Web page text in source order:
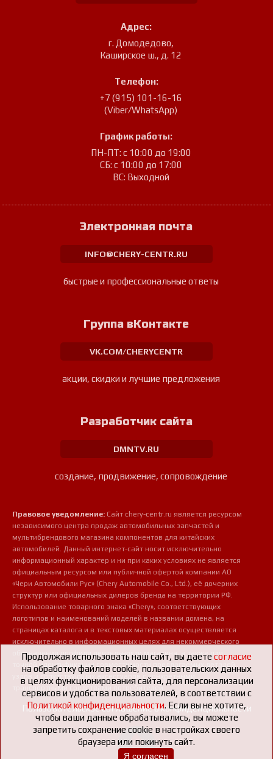
Адрес:
г. Домодедово,
Каширское ш., д. 12
Телефон:
+7 (915) 101-16-16
(Viber/WhatsApp)
График работы:
ПН-ПТ: с 10:00 до 19:00
СБ: с 10:00 до 17:00
ВС: Выходной
Электронная почта
INFO@CHERY-CENTR.RU
быстрые и профессиональные ответы
Группа вКонтакте
VK.COM/CHERYCENTR
акции, скидки и лучшие предложения
Разработчик сайта
DMNTV.RU
создание, продвижение, сопровождение
Правовое уведомление: Сайт chery-centr.ru является ресурсом
независимого центра продаж автомобильных запчастей и
мультибрендового магазина компонентов для китайских
автомобилей. Данный интернет-сайт носит исключительно
информационный характер и ни при каких условиях не является
официальным ресурсом или публичной офертой компании АО
«Чери Автомобили Рус» (Chery Automobile Co., Ltd.), её дочерних
структур или официальных дилеров бренда на территории РФ.
Использование товарного знака «Chery», соответствующих
логотипов и наименований моделей в названии домена, на
страницах каталога и в текстовых материалах осуществляется
исключительно в информационных целях для некоммерческого
обозначения профиля деятельности магазина, а также для
точной идентификации совместимости предлагаемых деталей,
узлов и сопутствующих аксессуаров с конкретными
транспортными средствами потребителей.
Пользовательское соглашение о конфиденциальности
Продолжая использовать наш сайт, вы даетесогласие
на обработку файлов cookie, пользовательских данных
в целях функционирования сайта, для персонализации
сервисов и удобства пользователей, в соответствии с
Политикой конфиденциальности. Если вы не хотите,
чтобы ваши данные обрабатывались, вы можете
запретить сохранение cookie в настройках своего
браузера или покинуть сайт.
Я согласен